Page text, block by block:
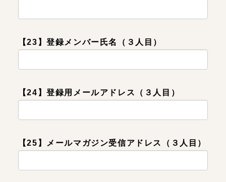
【23】登録メンバー氏名（３人目）
【24】登録用メールアドレス（３人目）
【25】メールマガジン受信アドレス（３人目）